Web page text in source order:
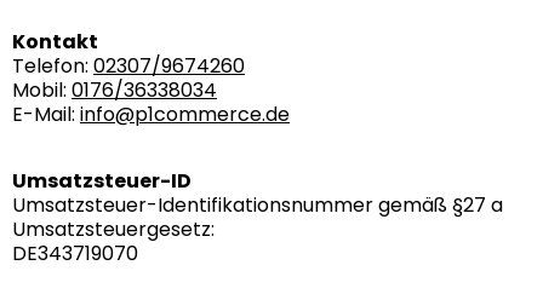
Kontakt
Telefon: 02307/9674260
Mobil: 0176/36338034
E-Mail: info@p1commerce.de
Umsatzsteuer-ID
Umsatzsteuer-Identifikationsnummer gemäß §27 a
Umsatzsteuergesetz:
DE343719070